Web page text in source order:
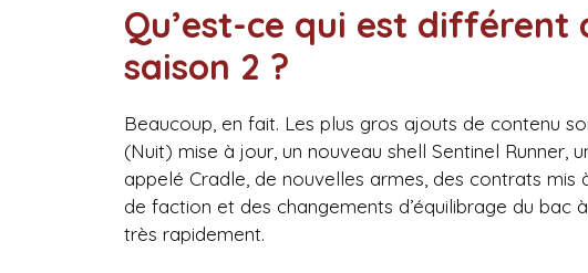
Qu’est-ce qui est différent
saison 2 ?
Beaucoup, en fait. Les plus gros ajouts de contenu
(Nuit) mise à jour, un nouveau shell Sentinel Runner,
appelé Cradle, de nouvelles armes, des contrats
de faction et des changements d’équilibrage du bac
très rapidement.